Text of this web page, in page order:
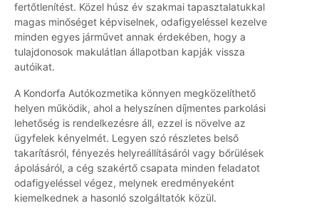
fertőtlenítést. Közel húsz év szakmai tapasztalatukkal
magas minőséget képviselnek, odafigyeléssel kezelve
minden egyes járművet annak érdekében, hogy a
tulajdonosok makulátlan állapotban kapják vissza
autóikat.
A Kondorfa Autókozmetika könnyen megközelíthető
helyen működik, ahol a helyszínen díjmentes parkolási
lehetőség is rendelkezésre áll, ezzel is növelve az
ügyfelek kényelmét. Legyen szó részletes belső
takarításról, fényezés helyreállításáról vagy bőrülések
ápolásáról, a cég szakértő csapata minden feladatot
odafigyeléssel végez, melynek eredményeként
kiemelkednek a hasonló szolgáltatók közül.